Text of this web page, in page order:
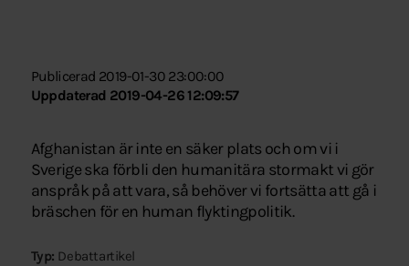
Publicerad 2019-01-30 23:00:00
Uppdaterad 2019-04-26 12:09:57
Afghanistan är inte en säker plats och om vi i
Sverige ska förbli den humanitära stormakt vi gör
anspråk på att vara, så behöver vi fortsätta att gå i
bräschen för en human flyktingpolitik.
Typ: Debattartikel